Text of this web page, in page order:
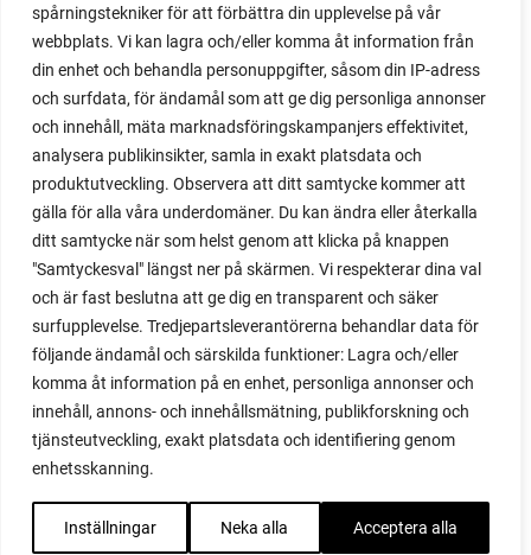
spårningstekniker för att förbättra din upplevelse på vår
webbplats. Vi kan lagra och/eller komma åt information från
din enhet och behandla personuppgifter, såsom din IP-adress
och surfdata, för ändamål som att ge dig personliga annonser
och innehåll, mäta marknadsföringskampanjers effektivitet,
analysera publikinsikter, samla in exakt platsdata och
produktutveckling. Observera att ditt samtycke kommer att
gälla för alla våra underdomäner. Du kan ändra eller återkalla
ditt samtycke när som helst genom att klicka på knappen
"Samtyckesval" längst ner på skärmen. Vi respekterar dina val
och är fast beslutna att ge dig en transparent och säker
surfupplevelse. Tredjepartsleverantörerna behandlar data för
följande ändamål och särskilda funktioner: Lagra och/eller
komma åt information på en enhet, personliga annonser och
innehåll, annons- och innehållsmätning, publikforskning och
tjänsteutveckling, exakt platsdata och identifiering genom
enhetsskanning.
Inställningar Neka alla Acceptera alla
växter i en pallkrage tillsammans med andra växter.
Perfekt om du vill odla mycket i på liten yta.